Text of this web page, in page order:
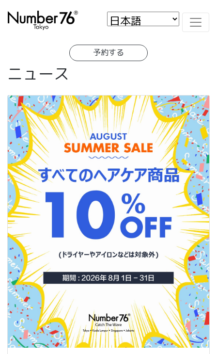
予約する
ニュース